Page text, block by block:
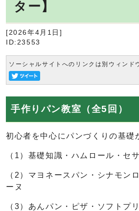
ター】
[2026年4月1日]
ID:23553
ソーシャルサイトへのリンクは別ウィンド
手作りパン教室（全5回）
初心者を中心にパンづくりの基礎
（1）基礎知識・ハムロール・セ
（2）マヨネースパン・シナモン
ーヌ
（3）あんパン・ピザ・ソフトプ